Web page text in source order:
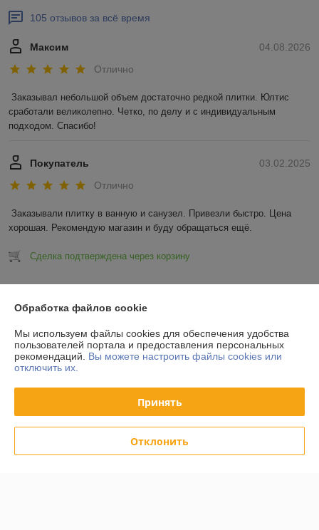
105 отзывов за всё время
04.08.2026
Максим
Отлично
Заказывал небольшой объем достаточно редкой плитки. Юлтис
сработали великолепно. Четко, по делу и с индивидуальным
подходом. Спасибо!
03.02.2025
Покупатель
Отлично
Заказывали плитку в ванную и санузел. Привезли быстро. Цена
хорошая. Рекомендую магазин и буду обращаться ещё.
Сделка подтверждена через корзину
О нас
Контакты
Обработка файлов cookie
Мы используем файлы cookies для обеспечения удобства
пользователей портала и предоставления персональных
рекомендаций. Вы можете настроить файлы cookies или
отключить их.
Принять
Отклонить